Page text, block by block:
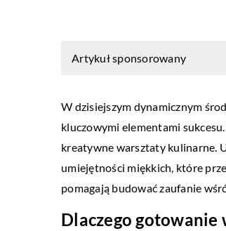
Artykuł sponsorowany
W dzisiejszym dynamicznym
kluczowymi elementami
kreatywne warsztaty kulinarne.
umiejętności miękkich, które
pomagają budować zaufanie
Dlaczego gotowanie